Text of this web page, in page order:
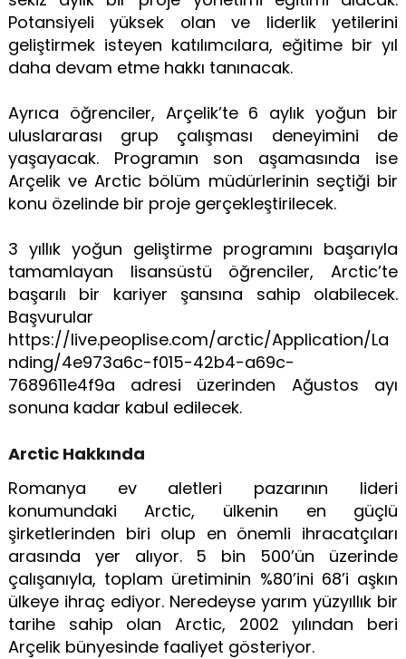
Potansiyeli yüksek olan ve liderlik yetilerini
geliştirmek isteyen katılımcılara, eğitime bir yıl
daha devam etme hakkı tanınacak.
Ayrıca öğrenciler, Arçelik’te 6 aylık yoğun bir
uluslararası grup çalışması deneyimini de
yaşayacak. Programın son aşamasında ise
Arçelik ve Arctic bölüm müdürlerinin seçtiği bir
konu özelinde bir proje gerçekleştirilecek.
3 yıllık yoğun geliştirme programını başarıyla
tamamlayan lisansüstü öğrenciler, Arctic’te
başarılı bir kariyer şansına sahip olabilecek.
Başvurular
https://live.peoplise.com/arctic/Application/La
nding/4e973a6c-f015-42b4-a69c-
7689611e4f9a adresi üzerinden Ağustos ayı
sonuna kadar kabul edilecek.
Arctic Hakkında
Romanya ev aletleri pazarının lideri
konumundaki Arctic, ülkenin en güçlü
şirketlerinden biri olup en önemli ihracatçıları
arasında yer alıyor. 5 bin 500’ün üzerinde
çalışanıyla, toplam üretiminin %80’ini 68’i aşkın
ülkeye ihraç ediyor. Neredeyse yarım yüzyıllık bir
tarihe sahip olan Arctic, 2002 yılından beri
Arçelik bünyesinde faaliyet gösteriyor.